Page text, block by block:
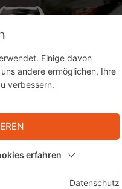
Einige davon
andere ermöglichen, Ihre
verbessern.
erfahren
Datenschutz